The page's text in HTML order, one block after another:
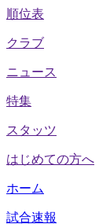
順位表
クラブ
ニュース
特集
スタッツ
はじめての方へ
ホーム
試合速報